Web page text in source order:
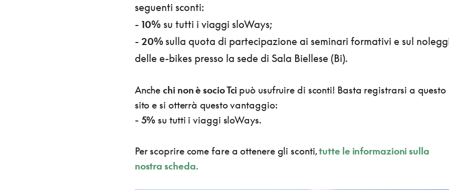
seguenti sconti:
- 10% su tutti i viaggi sloWays;
- 20% sulla quota di partecipazione ai seminari formativi e sul
delle e-bikes presso la sede di Sala Biellese (Bi).
Anchechi non è socio Tci può usufruire di sconti! Basta registrarsi a questo
sito e si otterrà questo vantaggio:
- 5% su tutti i viaggi sloWays.
Per scoprire come fare a ottenere gli sconti,tutte le informazioni sulla
nostra scheda.